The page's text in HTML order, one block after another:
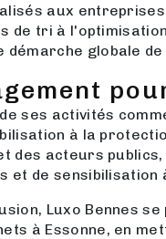
aux
de tri à
démarche globale
ses activités
à la
des acteurs
et de sensibilisation
Luxo Bennes
à Essonne, en